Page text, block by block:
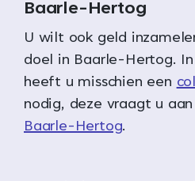
Baarle-Hertog
U wilt ook geld
doel in Baarle-Hertog.
heeft u misschien een
nodig, deze vraagt u
Baarle-Hertog.